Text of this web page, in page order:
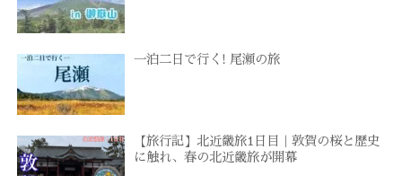
一泊二日で行く! 尾瀬の旅
【旅行記】北近畿旅1日目｜敦賀の桜と歴史
に触れ、春の北近畿旅が開幕